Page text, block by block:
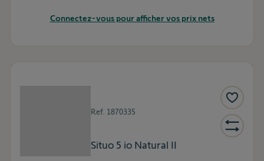
Connectez-vous pour afficher vos prix nets
Ref. 1870335
Situo 5 io Natural II